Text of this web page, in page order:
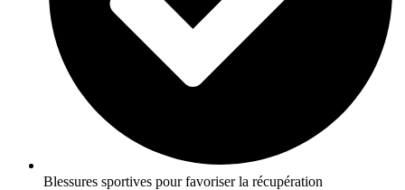
Blessures sportives pour favoriser la récupération